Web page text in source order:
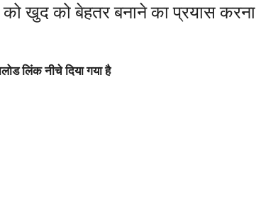
खुद को बेहतर बनाने का प्रयास करना
लिंक नीचे दिया गया है